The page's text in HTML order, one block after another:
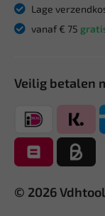
Lage
vanaf € 75
Veilig betalen
© 2026